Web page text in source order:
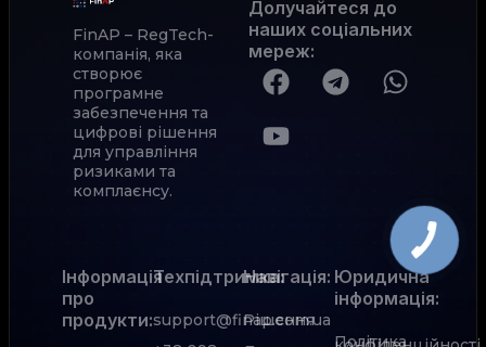
FinAP – RegTech-
компанія, яка
створює
програмне
забезпечення та
цифрові рішення
для управління
ризиками та
комплаєнсу.
Долучайтеся до
наших соціальних
мереж:
Інформація
про
продукти:
Техпідтримка:
support@finap.com.ua
Рішення
Навігація: Юридична
інформація:
Політика